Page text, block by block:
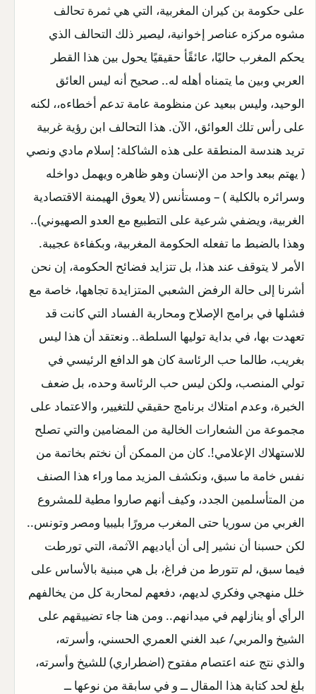
على حكومة بن كيران المغربية، التي هي ثمرة تحالف
مشوه مركزه عناصر إخوانية، ليصير ذلك التحالف الذي
يحكم المغرب حاليًا، عائقًأ حقيقيًا يحول بين هذا القطر
العربي وبين ما يتمناه أهله له.. صحيح أنه ليس العائق
الوحيد، وليس ببعيد عن منظومة عامة تدعم أخطاءه،، لكنه
على رأس تلك العوائق، الآن. هذا التحالف ابن رؤية غربية
تريد هندسة المنطقة على هذه الشاكلة: إسلام مادي ونصي
( يهتم ببعد واحد من الإنسان وهو ظاهره ويهمل دواخله
وسرائره بالكلية ) – ومستأنس (لا يعوق الهيمنة الاقتصادية
الغربية، ويضفي شرعية على التطبيع مع العدو الصهيوني)..
وهذا بالضبط ما تفعله الحكومة المغربية، وبكفاءة عجيبة.
الأمر لا يتوقف عند هذا، بل تتزايد فضائح الحكومة، إن نحن
أشرنا إلى حالة الرفض الشعبي المتزايدة تجاهها، خاصة مع
فشلها في برامج الإصلاح ومحاربة الفساد التي كانت قد
تعهدت بها، في بداية توليها السلطة.. ونعتقد أن هذا ليس
بغريب، طالما حب الرئاسة كان هو الدافع الرئيسي في
تولي المنصب، ولكن ليس حب الرئاسة وحده، بل ضعف
الخبرة، وعدم امتلاك برنامج حقيقي للتغيير، والاعتماد على
مجموعة من الشعارات الخالية من المضامين والتي تصلح
للاستهلاك الإعلامي!. كان من الممكن أن نختم بخاتمة من
نفس خامة ما سبق، ونكشف المزيد مما وراء هذا الصنف
من المتأسلمين الجدد، وكيف أنهم صاروا مطية للمشروع
الغربي من سوريا حتى المغرب مرورًا بليبيا ومصر وتونس..
لكن حسبنا أن نشير إلى أن أياديهم الآثمة، التي تورطت
فيما سبق، لم تتورط من فراغ، بل هي مبنية بالأساس على
خلل منهجي وفكري لديهم، دفعهم لمحاربة كل من يخالفهم
الرأي أو ينازلهم في ميدانهم.. ومن هنا جاء تضييقهم على
الشيخ والمربي/ عبد الغني العمري الحسني، وأسرته،
والذي نتج عنه اعتصام مفتوح (اضطراري) للشيخ وأسرته،
بلغ لحد كتابة هذا المقال ــ و في سابقة من نوعها ــ